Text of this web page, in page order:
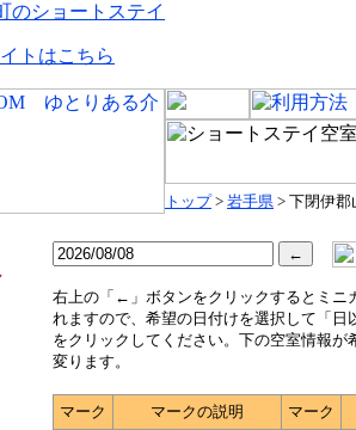
のショートステイ
トはこちら
トップ> 岩手県 > 下閉伊郡
右上の「←」ボタンをクリックするとミニ
れますので、希望の日付けを選択して「日
をクリックしてください。下の空室情報が
変ります。
マーク マークの説明
マーク